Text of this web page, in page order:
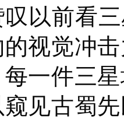
以前看
的视觉冲
一件三
见古蜀